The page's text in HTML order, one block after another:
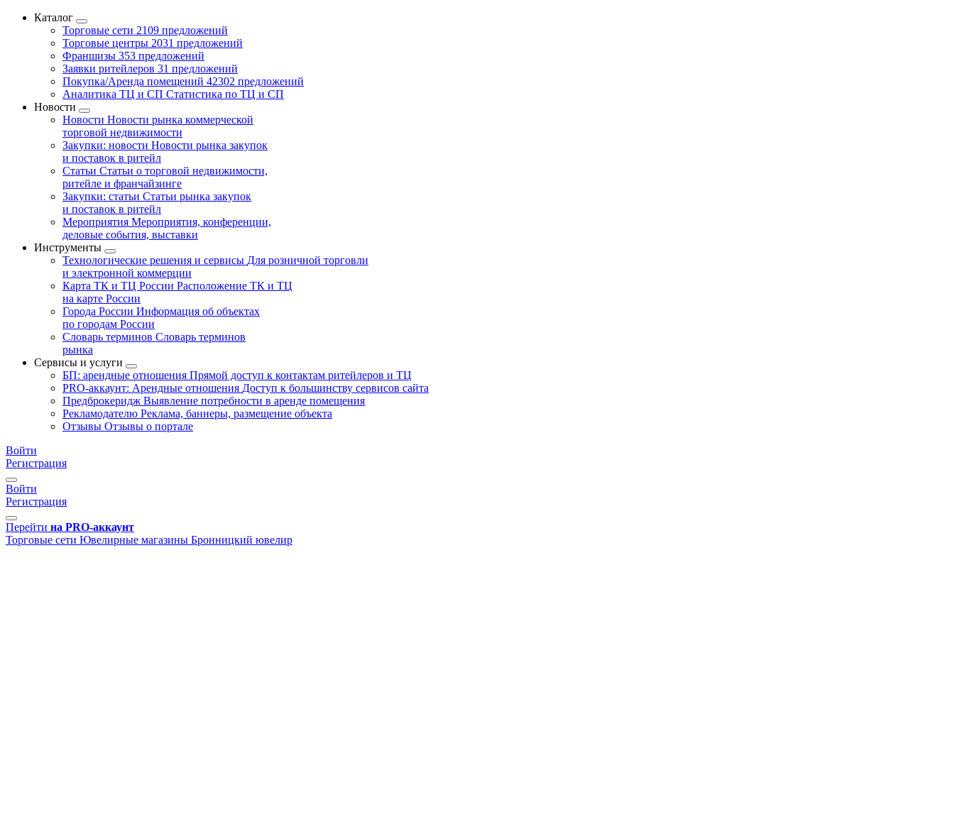
Каталог
Торговые сети 2109 предложений
Торговые центры 2031 предложений
Франшизы 353 предложений
Заявки ритейлеров 31 предложений
Покупка/Аренда помещений 42302 предложений
Аналитика ТЦ и СП Статистика по ТЦ и СП
Новости
Новости Новости рынка коммерческой
торговой недвижимости
Закупки: новости Новости рынка закупок
и поставок в ритейл
Статьи Статьи о торговой недвижимости,
ритейле и франчайзинге
Закупки: статьи Статьи рынка закупок
и поставок в ритейл
Мероприятия Мероприятия, конференции,
деловые события, выставки
Инструменты
Технологические решения и сервисы Для розничной торговли
и электронной коммерции
Карта ТК и ТЦ России Расположение ТК и ТЦ
на карте России
Города России Информация об объектах
по городам России
Словарь терминов Словарь терминов
рынка
Сервисы и услуги
БП: арендные отношения Прямой доступ к контактам ритейлеров и ТЦ
PRO-аккаунт: Арендные отношения Доступ к большинству сервисов сайта
Предброкеридж Выявление потребности в аренде помещения
Рекламодателю Реклама, баннеры, размещение объекта
Отзывы Отзывы о портале
Войти
Регистрация
Войти
Регистрация
Перейти на PRO-аккаунт
Торговые сети Ювелирные магазины Бронницкий ювелир